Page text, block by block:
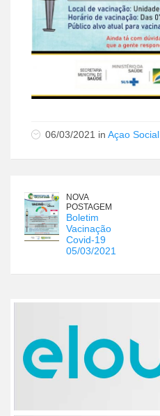
06/03/2021 in Açao Social
NOVA
POSTAGEM
Boletim
Vacinação
Covid-19
05/03/2021